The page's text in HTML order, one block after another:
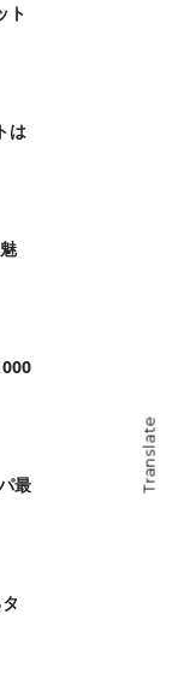
ト
は
最
Translate